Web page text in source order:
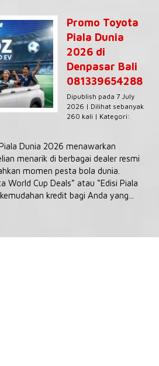
Promo Toyota
Piala Dunia
2026 di
Denpasar Bali
081339654288
Dipublish pada 7 July
2026 | Dilihat sebanyak
260 kali | Kategori:
Dunia 2026 menawarkan
menarik di berbagai dealer resmi
momen pesta bola dunia.
World Cup Deals” atau “Edisi Piala
kredit bagi Anda yang...